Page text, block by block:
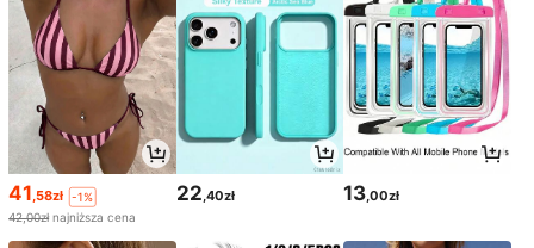
41,58zł
-1%
42,00zł najniższa cena
22,40zł 13,00zł